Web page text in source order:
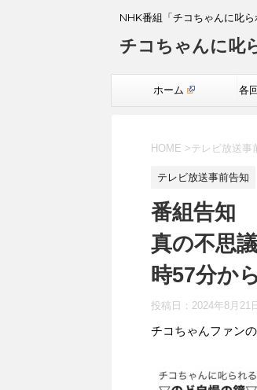
NHK番組「チコちゃんに叱
チコちゃんに叱
ホーム 各
HOME >テレビ放送事
テレビ放送事前告知
番組告知
真の不思
時57分か
投稿日： 2024年8月21
チコちゃんファンの